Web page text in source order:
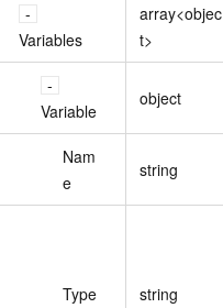
Variables
array<objec
t>
Variable
object
Nam
e
string
Type string